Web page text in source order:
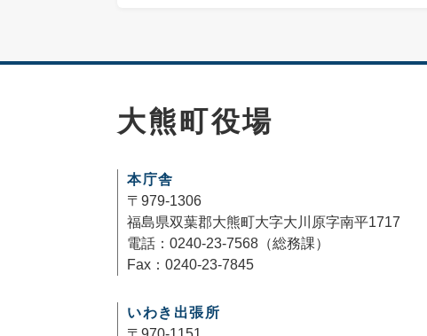
大熊町役場
本庁舎
〒979-1306
福島県双葉郡大熊町大字大川原字南平1717
電話：0240-23-7568（総務課）
Fax：0240-23-7845
いわき出張所